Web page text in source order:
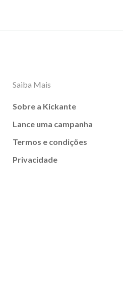
Saiba Mais
Sobre a Kickante
Lance uma campanha
Termos e condições
Privacidade